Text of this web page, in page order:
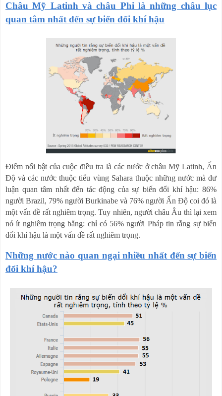
Châu Mỹ Latinh và châu Phi là những châu lục
quan tâm nhất đến sự biến đổi khí hậu
Điểm nổi bật của cuộc điều tra là các nước ở châu Mỹ Latinh, Ấn
Độ và các nước thuộc tiểu vùng Sahara thuộc những nước mà dư
luận quan tâm nhất đến tác động của sự biến đổi khí hậu: 86%
người Brazil, 79% người Burkinabe và 76% người Ấn Độ coi đó là
một vấn đề rất nghiêm trọng. Tuy nhiên, người châu Âu thì lại xem
nó ít nghiêm trọng bằng: chỉ có 56% người Pháp tin rằng sự biến
đổi khí hậu là một vấn đề rất nghiêm trọng.
Những nước nào quan ngại nhiều nhất đến sự biến
đổi khí hậu?